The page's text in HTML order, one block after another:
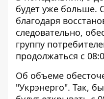
будет уже больше.
благодаря
следовательно,
группу
продолжаться с
Об объеме
"Укрэнерго". Так,